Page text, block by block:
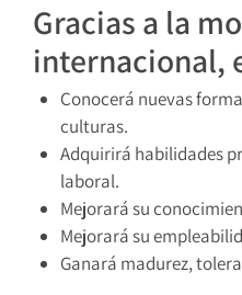
Gracias a la
internacional,
Conocerá nuevas
culturas.
Adquirirá habilidades
laboral.
Mejorará su
Mejorará su
Ganará madurez,